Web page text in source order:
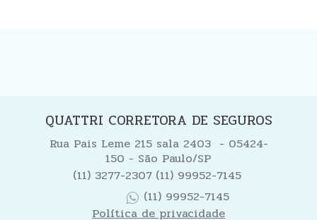
QUATTRI CORRETORA DE SEGUROS
Rua Pais Leme 215 sala 2403 - 05424-
150 - São Paulo/SP
(11) 3277-2307 (11) 99952-7145
(11) 99952-7145
Política de privacidade